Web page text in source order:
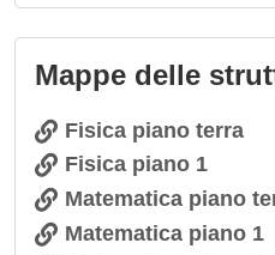
Mappe delle
Fisica piano terra
Fisica piano 1
Matematica piano
Matematica piano 1